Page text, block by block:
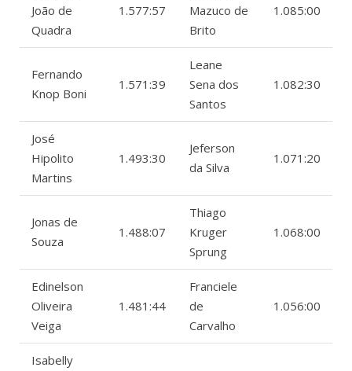
João de
Quadra
1.577:57
Mazuco de
Brito
1.085:00
Fernando
Knop Boni
1.571:39
Leane
Sena dos
Santos
1.082:30
José
Hipolito
Martins
1.493:30
Jeferson
da Silva
1.071:20
Jonas de
Souza
1.488:07
Thiago
Kruger
Sprung
1.068:00
Edinelson
Oliveira
Veiga
1.481:44
Franciele
de
Carvalho
1.056:00
Isabelly